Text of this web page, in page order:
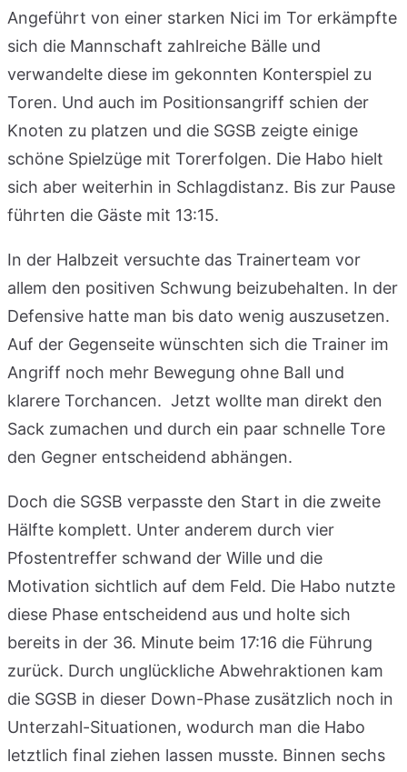
Angeführt von einer starken Nici im Tor erkämpfte
sich die Mannschaft zahlreiche Bälle und
verwandelte diese im gekonnten Konterspiel zu
Toren. Und auch im Positionsangriff schien der
Knoten zu platzen und die SGSB zeigte einige
schöne Spielzüge mit Torerfolgen. Die Habo hielt
sich aber weiterhin in Schlagdistanz. Bis zur Pause
führten die Gäste mit 13:15.
In der Halbzeit versuchte das Trainerteam vor
allem den positiven Schwung beizubehalten. In der
Defensive hatte man bis dato wenig auszusetzen.
Auf der Gegenseite wünschten sich die Trainer im
Angriff noch mehr Bewegung ohne Ball und
klarere Torchancen. Jetzt wollte man direkt den
Sack zumachen und durch ein paar schnelle Tore
den Gegner entscheidend abhängen.
Doch die SGSB verpasste den Start in die zweite
Hälfte komplett. Unter anderem durch vier
Pfostentreffer schwand der Wille und die
Motivation sichtlich auf dem Feld. Die Habo nutzte
diese Phase entscheidend aus und holte sich
bereits in der 36. Minute beim 17:16 die Führung
zurück. Durch unglückliche Abwehraktionen kam
die SGSB in dieser Down-Phase zusätzlich noch in
Unterzahl-Situationen, wodurch man die Habo
letztlich final ziehen lassen musste. Binnen sechs